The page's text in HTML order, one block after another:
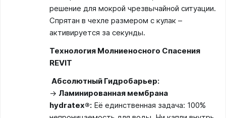
решение для мокрой чрезвычайной ситуации.
Спрятан в чехле размером с кулак –
активируется за секунды.
Технология Молниеносного Спасения
REVIT
Абсолютный Гидробарьер:
→ Ламинированная мембрана
hydratex®: Её единственная задача: 100%